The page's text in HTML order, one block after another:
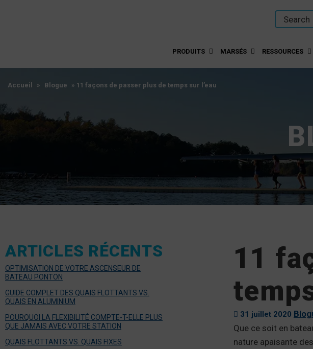
PRODUITS MARSÉS RESSOURCES
Accueil » Blogue » 11 façons de passer plus de temps sur l’eau
11
31 juillet 2020
Que ce soit en
nature apaisante
ARTICLES RÉCENTS
OPTIMISATION DE VOTRE ASCENSEUR DE
BATEAU PONTON
GUIDE COMPLET DES QUAIS FLOTTANTS VS.
QUAIS EN ALUMINIUM
POURQUOI LA FLEXIBILITÉ COMPTE-T-ELLE PLUS
QUE JAMAIS AVEC VOTRE STATION
QUAIS FLOTTANTS VS. QUAIS FIXES